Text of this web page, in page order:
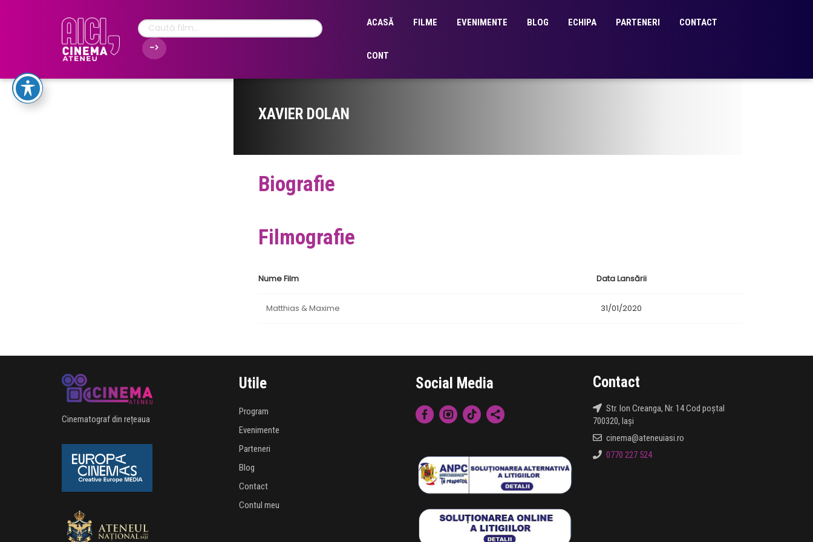
ACASĂ FILME EVENIMENTE BLOG ECHIPA PARTENERI CONTACT
CONT
XAVIER DOLAN
Biografie
Filmografie
Nume Film Data Lansării
Matthias & Maxime 31/01/2020
Cinematograf din rețeaua
Utile
Program
Evenimente
Parteneri
Blog
Contact
Contul meu
Social Media Contact
Str. Ion Creanga, Nr. 14 Cod poștal
700320, Iași
cinema@ateneuiasi.ro
0770 227 524